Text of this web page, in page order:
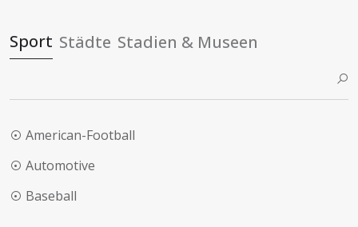
Sport Städte Stadien & Museen
American-Football
Automotive
Baseball